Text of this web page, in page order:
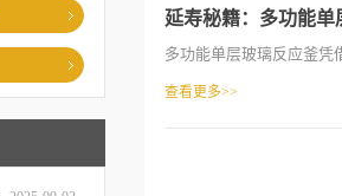
延寿秘籍：多功能
多功能单层玻璃反应釜凭
查看更多>>